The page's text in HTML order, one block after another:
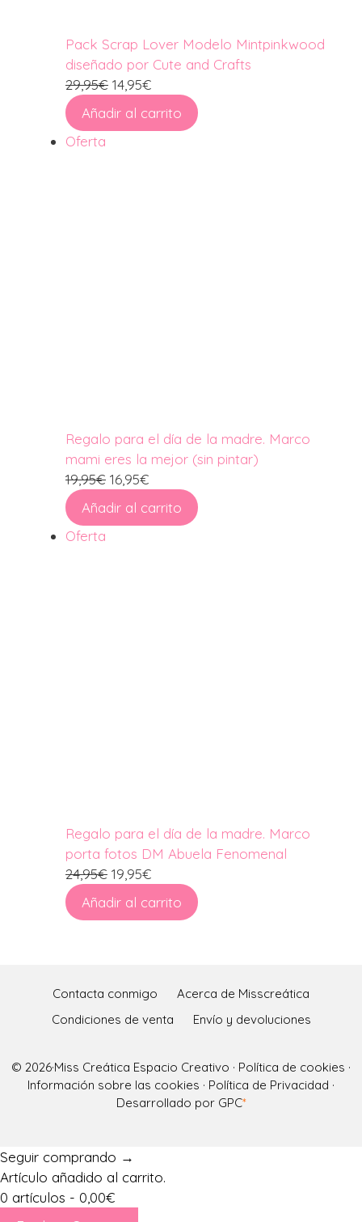
Pack Scrap Lover Modelo Mintpinkwood
diseñado por Cute and Crafts
29,95€ El
precio
original
14,95€
precio
actual
Añadir al carrito
Oferta
Regalo para el día de la madre. Marco
mami eres la mejor (sin pintar)
19,95€ El
precio
original
16,95€
actual
Añadir al carrito
Oferta
Regalo para el día de la madre. Marco
porta fotos DM Abuela Fenomenal
24,95€ El
precio
original
19,95€
precio
actual
Añadir al carrito
Contacta conmigo
Acerca de Misscreática
Condiciones de venta
Envío y devoluciones
© 2026·Miss Creática Espacio Creativo · Política de cookies ·
Información sobre las cookies · Política de Privacidad ·
Desarrollado por GPC*
Seguir comprando →
Artículo añadido al carrito.
0 artículos - 0,00€